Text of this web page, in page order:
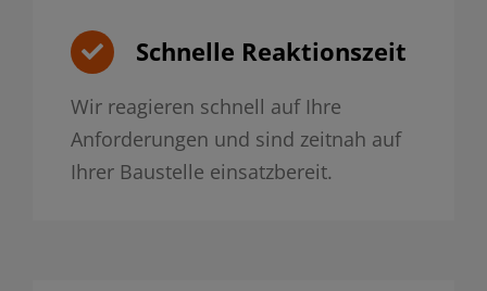
Schnelle Reaktionszeit
Wir reagieren schnell auf Ihre
Anforderungen und sind zeitnah auf
Ihrer Baustelle einsatzbereit.